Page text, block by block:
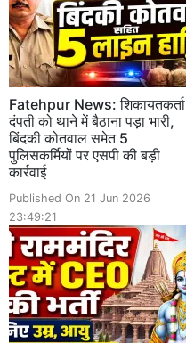
Fatehpur News: शिकायतकर्ता
दंपती को थाने में बैठाना पड़ा भारी,
बिंदकी कोतवाल समेत 5
पुलिसकर्मियों पर एसपी की बड़ी
कार्रवाई
Published On 21 Jun 2026
23:49:21